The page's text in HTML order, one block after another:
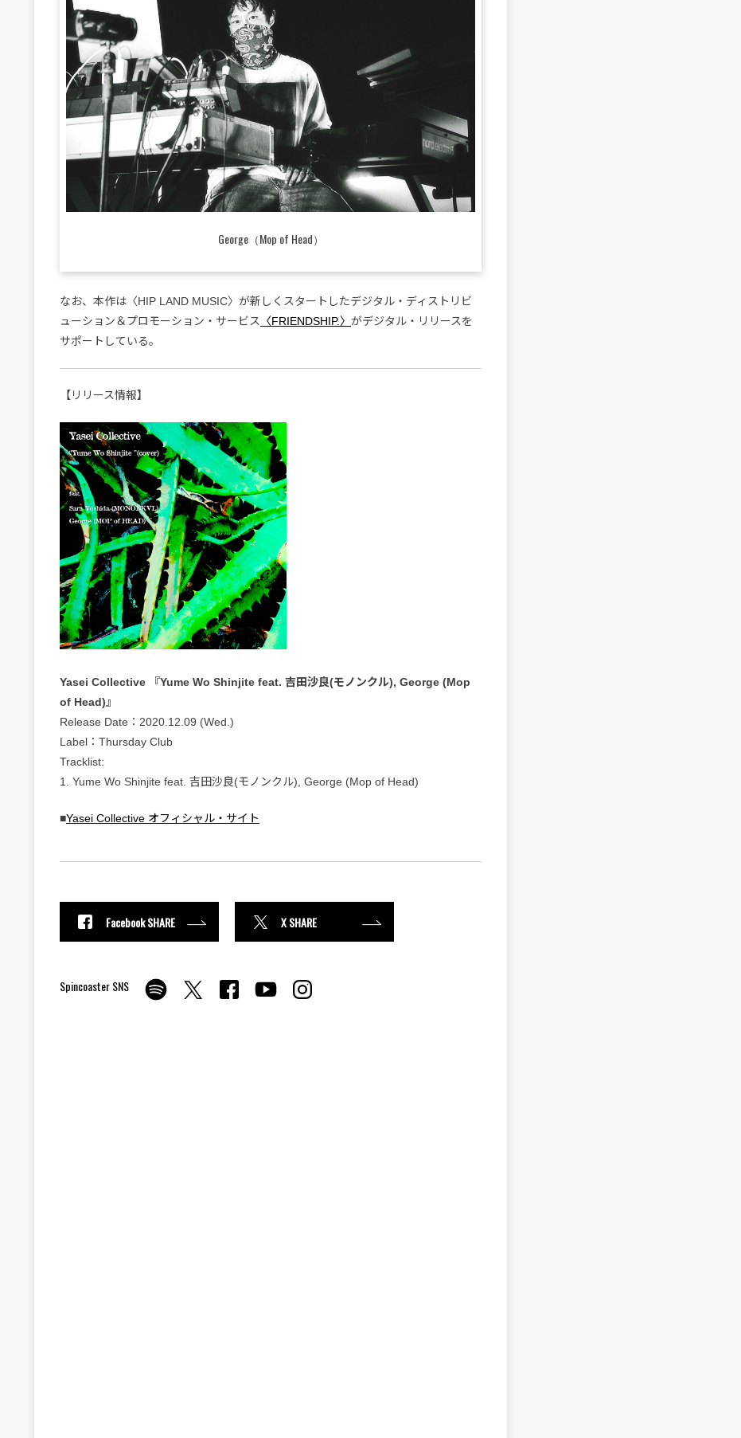
George（Mop of Head）
なお、本作は〈HIP LAND MUSIC〉が新しくスタートしたデジタル・ディストリビ
ューション＆プロモーション・サービス 〈FRIENDSHIP.〉 がデジタル・リリースを
サポートしている。
【リリース情報】
Yasei Collective 『Yume Wo Shinjite feat. 吉田沙良(モノンクル), George (Mop
of Head)』
Release Date：2020.12.09 (Wed.)
Label：Thursday Club
Tracklist:
1. Yume Wo Shinjite feat. 吉田沙良(モノンクル), George (Mop of Head)
■Yasei Collective オフィシャル・サイト
Facebook SHARE X SHARE
Spincoaster SNS